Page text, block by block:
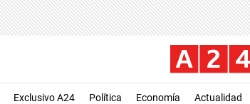
Exclusivo A24 Política Economía Actualidad